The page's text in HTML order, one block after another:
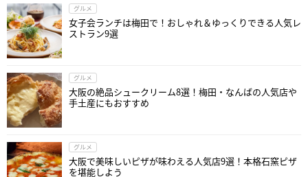
グルメ
女子会ランチは梅田で！おしゃれ＆ゆっくりできる人気レ
ストラン9選
グルメ
大阪の絶品シュークリーム8選！梅田・なんばの人気店や
手土産にもおすすめ
グルメ
大阪で美味しいピザが味わえる人気店9選！本格石窯ピザ
を堪能しよう